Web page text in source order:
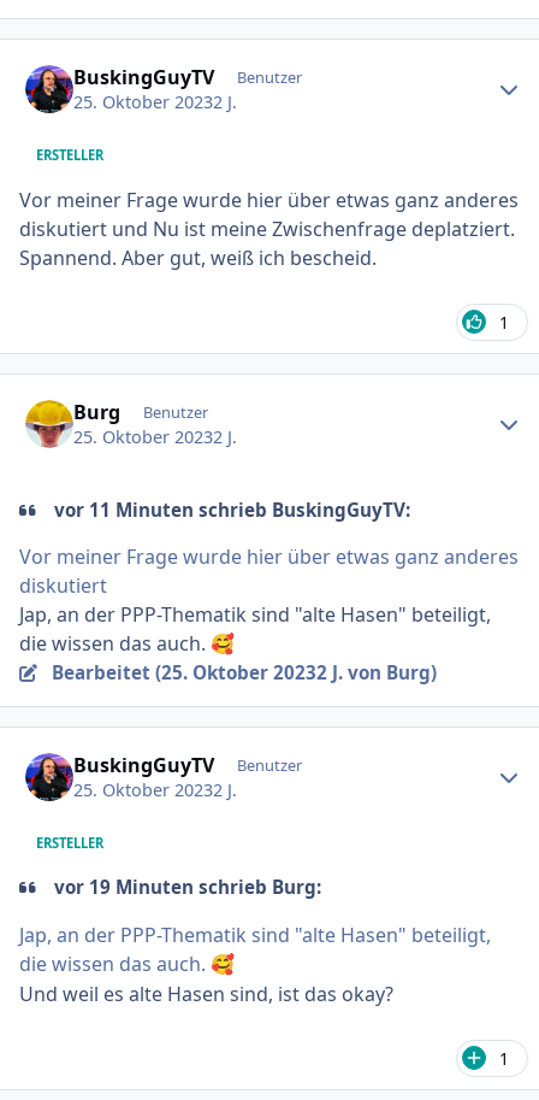
BuskingGuyTV Benutzer
25. Oktober 20232 J.
ERSTELLER
Vor meiner Frage wurde hier über etwas ganz anderes
diskutiert und Nu ist meine Zwischenfrage deplatziert.
Spannend. Aber gut, weiß ich bescheid.
1
Burg Benutzer
25. Oktober 20232 J.
vor 11 Minuten schrieb BuskingGuyTV:
Vor meiner Frage wurde hier über etwas ganz anderes
diskutiert
Jap, an der PPP-Thematik sind "alte Hasen" beteiligt,
die wissen das auch. 🥰
Bearbeitet (25. Oktober 20232 J.von Burg)
BuskingGuyTV Benutzer
25. Oktober 20232 J.
ERSTELLER
vor 19 Minuten schrieb Burg:
Jap, an der PPP-Thematik sind "alte Hasen" beteiligt,
die wissen das auch. 🥰
Und weil es alte Hasen sind, ist das okay?
1